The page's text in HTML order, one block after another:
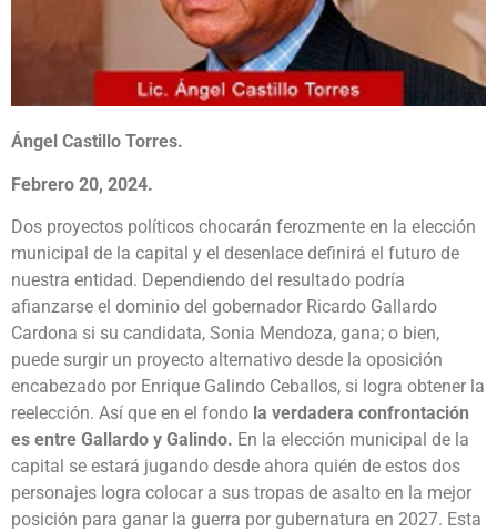
Ángel Castillo Torres.
Febrero 20, 2024.
Dos proyectos políticos chocarán ferozmente en la elección
municipal de la capital y el desenlace definirá el futuro de
nuestra entidad. Dependiendo del resultado podría
afianzarse el dominio del gobernador Ricardo Gallardo
Cardona si su candidata, Sonia Mendoza, gana; o bien,
puede surgir un proyecto alternativo desde la oposición
encabezado por Enrique Galindo Ceballos, si logra obtener la
reelección. Así que en el fondo la verdadera confrontación
es entre Gallardo y Galindo. En la elección municipal de la
capital se estará jugando desde ahora quién de estos dos
personajes logra colocar a sus tropas de asalto en la mejor
posición para ganar la guerra por gubernatura en 2027. Esta